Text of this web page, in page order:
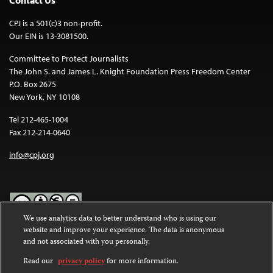
CPJ is a 501(c)3 non-profit.
Our EIN is 13-3081500.
Committee to Protect Journalists
The John S. and James L. Knight Foundation Press Freedom Center
P.O. Box 2675
New York, NY 10108
Tel 212-465-1004
Fax 212-214-0640
info@cpj.org
Except where noted, text on this website is licensed under a
Commons Attribution-NonCommercial-NoDerivatives 4.0
International License.
We use analytics data to better understand who is using our
website and improve your experience. The data is anonymous
and not associated with you personally.
Read our privacy policyfor more information.